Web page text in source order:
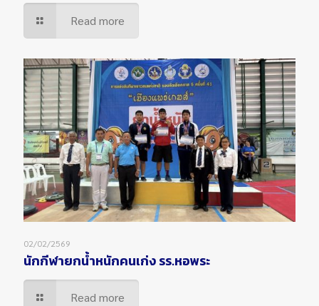
Read more
02/02/2569
นักกีฬายกน้ำหนักคนเก่ง รร.หอพระ
Read more